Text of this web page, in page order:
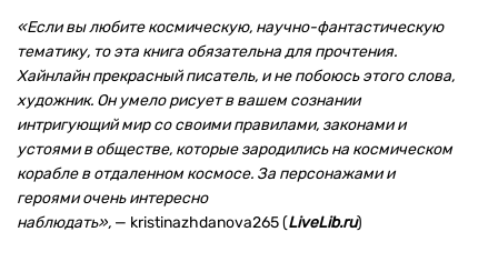
«Если вы любите космическую, научно-фантастическую
тематику, то эта книга обязательна для прочтения.
Хайнлайн прекрасный писатель, и не побоюсь этого слова,
художник. Он умело рисует в вашем сознании
интригующий мир со своими правилами, законами и
устоями в обществе, которые зародились на космическом
корабле в отдаленном космосе. За персонажами и
героями очень интересно
наблюдать», — kristinazhdanova265 (LiveLib.ru)